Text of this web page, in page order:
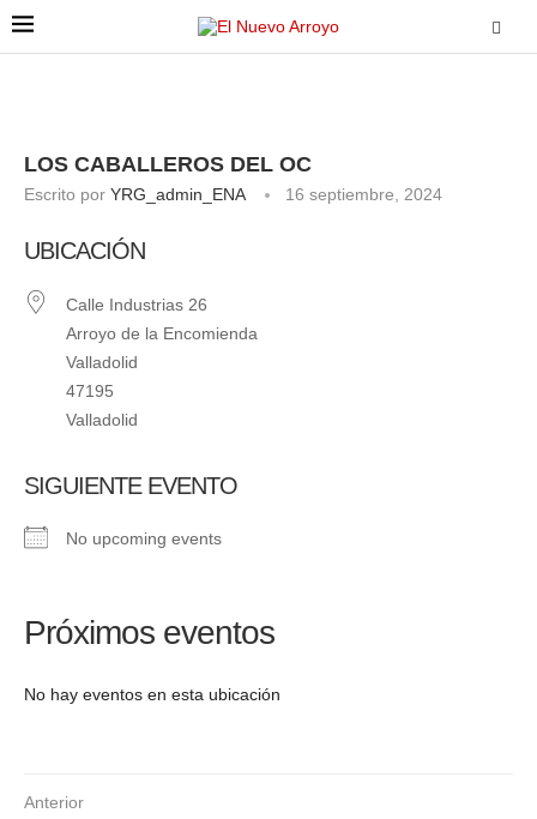
LOS CABALLEROS DEL OC
Escrito por YRG_admin_ENA 16 septiembre, 2024
UBICACIÓN
Calle Industrias 26
Arroyo de la Encomienda
Valladolid
47195
Valladolid
SIGUIENTE EVENTO
No upcoming events
Próximos eventos
No hay eventos en esta ubicación
Anterior